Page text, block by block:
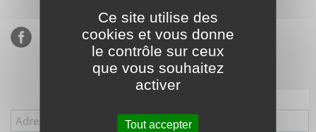
Ce site utilise des
cookies et vous donne
le contrôle sur ceux
que vous souhaitez
activer
Tout accepter